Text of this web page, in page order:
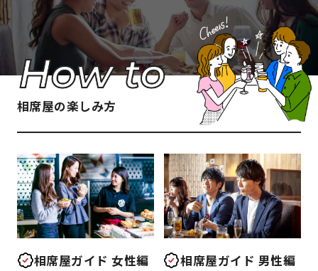
相席屋の楽しみ方
相席屋ガイド 女性編
相席屋ガイド 男性編